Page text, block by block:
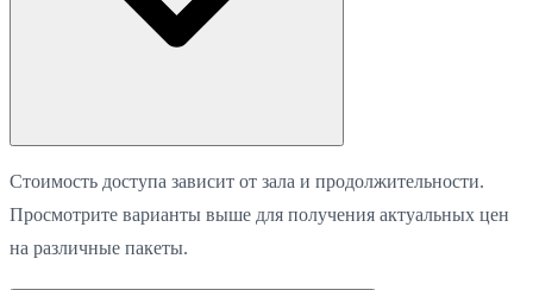
Стоимость доступа зависит от зала и продолжительности.
Просмотрите варианты выше для получения актуальных цен
на различные пакеты.